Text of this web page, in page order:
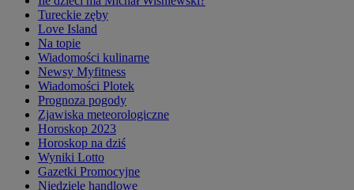
Tureckie zęby
Love Island
Na topie
Wiadomości kulinarne
Newsy Myfitness
Wiadomości Plotek
Prognoza pogody
Zjawiska meteorologiczne
Horoskop 2023
Horoskop na dziś
Wyniki Lotto
Gazetki Promocyjne
Niedziele handlowe